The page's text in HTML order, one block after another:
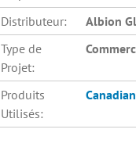
Distributeur:
Albion
Type de
Projet:
Produits
Utilisés: